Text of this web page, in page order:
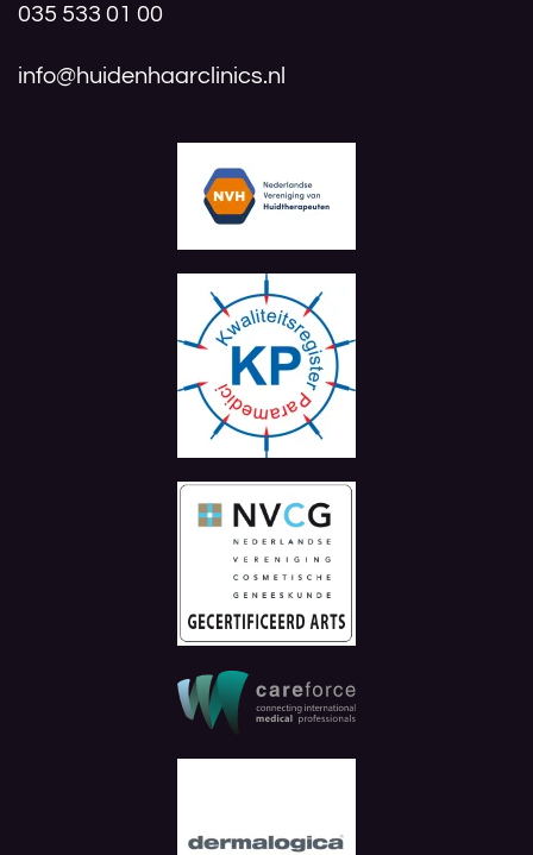
035 533 01 00
info@huidenhaarclinics.nl